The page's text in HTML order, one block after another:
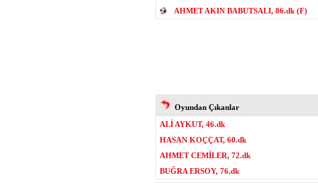
AHMET AKIN BABUTSALI, 86.dk (F)
Oyundan Çıkanlar
ALİ AYKUT, 46.dk
HASAN KOÇÇAT, 60.dk
AHMET CEMİLER, 72.dk
BUĞRA ERSOY, 76.dk